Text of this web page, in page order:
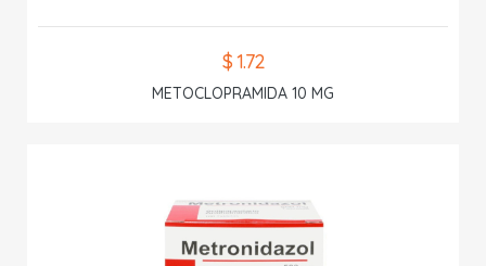
$ 1.72
METOCLOPRAMIDA 10 MG